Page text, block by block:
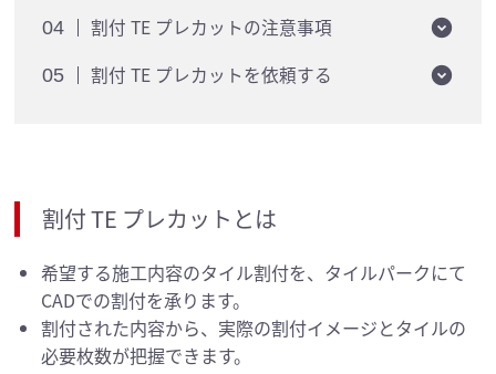
04 割付 TE プレカットの注意事項
05 割付 TE プレカットを依頼する
割付 TE プレカットとは
希望する施工内容のタイル割付を、タイルパークにて
CADでの割付を承ります。
割付された内容から、実際の割付イメージとタイルの
必要枚数が把握できます。